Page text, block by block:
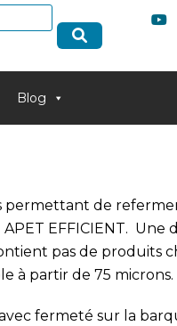
Blog
permettant de
EFFICIENT. Une
pas de produits
à partir de 75 microns.
fermeté sur la